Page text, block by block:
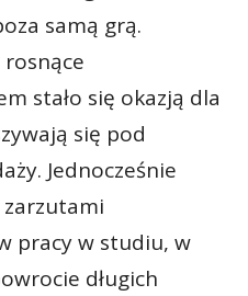
samą grą.
rosnące
stało się okazją dla
się pod
Jednocześnie
pracy w studiu, w
długich